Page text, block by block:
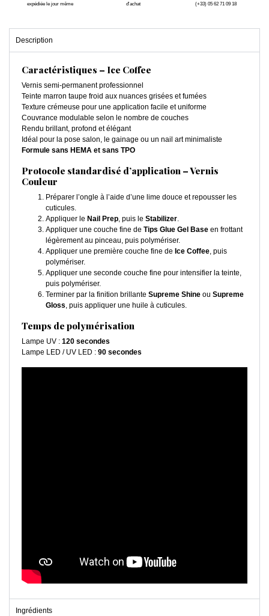
expédiée le jour même d'achat (+33) 05 62 71 09 18
Description
Caractéristiques – Ice Coffee
Vernis semi-permanent professionnel
Teinte marron taupe froid aux nuances grisées et fumées
Texture crémeuse pour une application facile et uniforme
Couvrance modulable selon le nombre de couches
Rendu brillant, profond et élégant
Idéal pour la pose salon, le gainage ou un nail art minimaliste
Formule sans HEMA et sans TPO
Protocole standardisé d’application – Vernis
Couleur
Préparer l’ongle à l’aide d’une lime douce et repousser les
cuticules.
Appliquer le Nail Prep, puis le Stabilizer.
Appliquer une couche fine de Tips Glue Gel Base en frottant
légèrement au pinceau, puis polymériser.
Appliquer une première couche fine de Ice Coffee, puis
polymériser.
Appliquer une seconde couche fine pour intensifier la teinte,
puis polymériser.
Terminer par la finition brillante Supreme Shine ou Supreme
Gloss, puis appliquer une huile à cuticules.
Temps de polymérisation
Lampe UV : 120 secondes
Lampe LED / UV LED : 90 secondes
Ingrédients